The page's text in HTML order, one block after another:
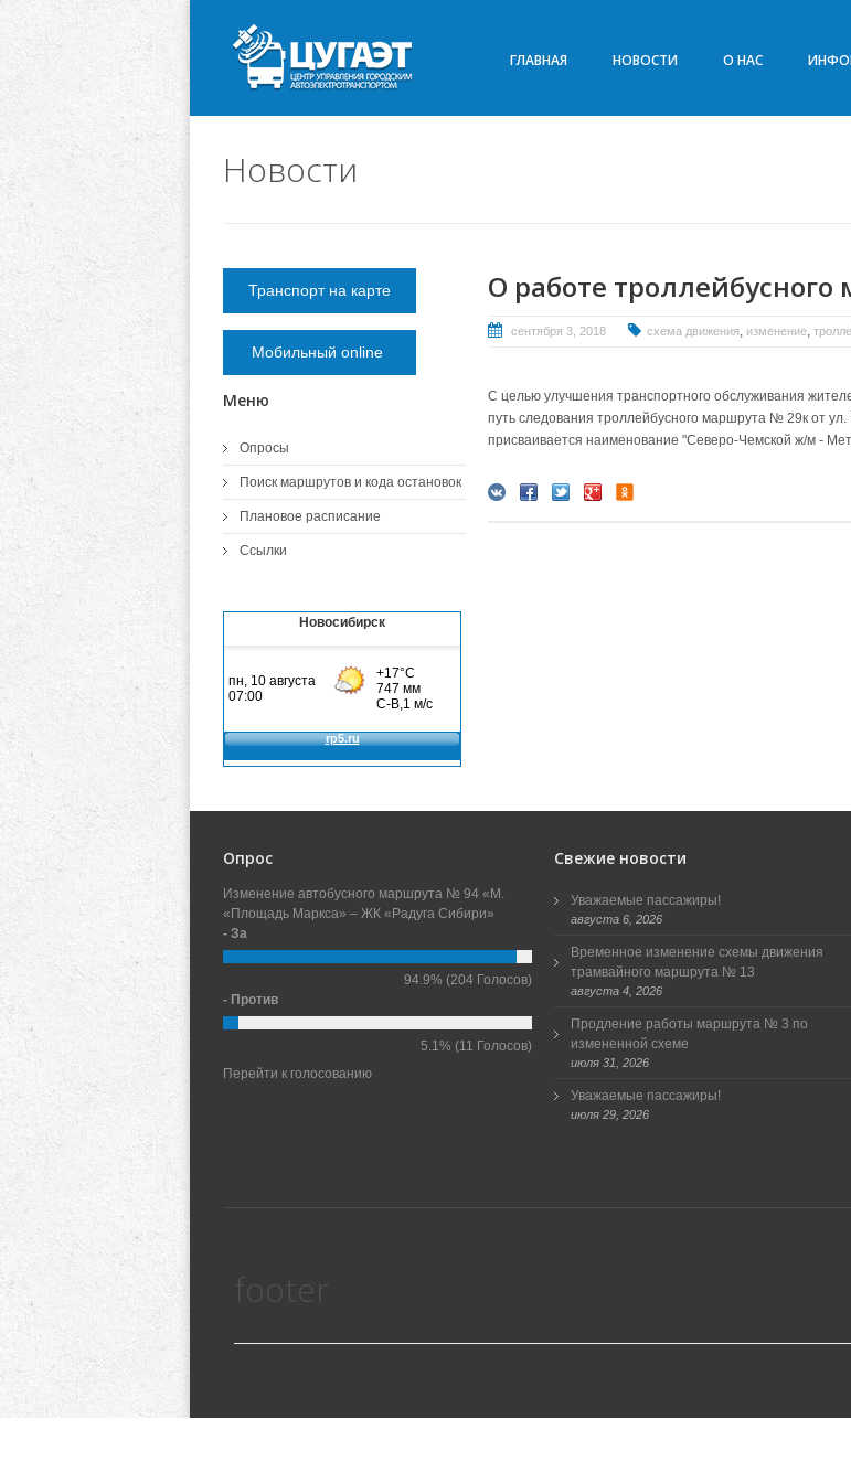
ГЛАВНАЯ НОВОСТИ О НАС
Новости
О работе
сентября 3, 2018 схема движения, изменение,
С целью улучшения транспортного обслуживания
путь следования троллейбусного маршрута № 29к от
присваивается наименование "Северо-Чемской ж/м -
Транспорт на карте
Мобильный online
Меню
Опросы
Поиск маршрутов и кода остановок
Плановое расписание
Ссылки
Новосибирск
Опрос
Изменение автобусного маршрута № 94 «М.
«Площадь Маркса» – ЖК «Радуга Сибири»
- За
94.9% (204 Голосов)
- Против
5.1% (11 Голосов)
Перейти к голосованию
Свежие новости
Уважаемые пассажиры!
августа 6, 2026
Временное изменение схемы движения
трамвайного маршрута № 13
августа 4, 2026
Продление работы маршрута № 3 по
измененной схеме
июля 31, 2026
Уважаемые пассажиры!
июля 29, 2026
footer